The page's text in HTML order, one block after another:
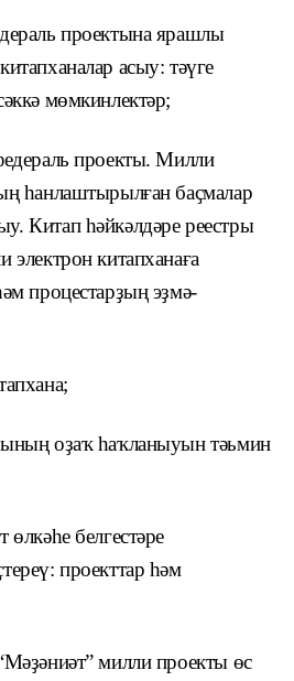
проектына ярашлы
асыу: тәүге
мөмкинлектәр;
проекты. Милли
һанлаштырылған баҫмалар
Китап һәйкәлдәре реестры
электрон китапханаға
процестарҙың эҙмә-
оҙаҡ һаҡланыуын тәьмин
белгестәре
проекттар һәм
милли проекты өс